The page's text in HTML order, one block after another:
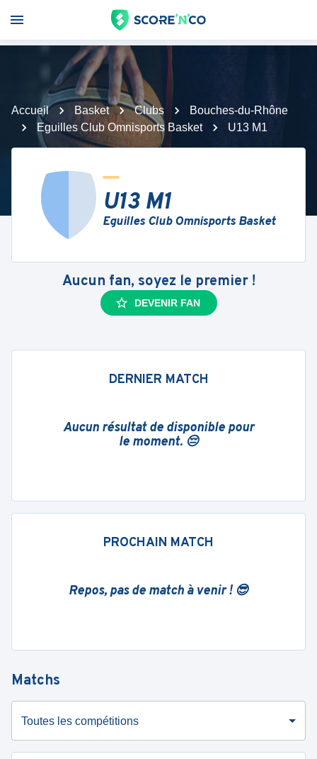
Accueil Basket Clubs
Bouches-du-Rhône
Eguilles Club Omnisports Basket
U13 M1
U13 M1
Eguilles Club Omnisports Basket
Aucun fan, soyez le premier !
DEVENIR FAN
DERNIER MATCH
Aucun résultat de disponible pour
le moment. 😔
PROCHAIN MATCH
Repos, pas de match à venir ! 😎
Matchs
Toutes les compétitions